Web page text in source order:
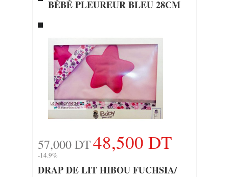
BÉBÉ PLEUREUR BLEU 28CM
57,000 DT48,500 DT
-14.9%
DRAP DE LIT HIBOU FUCHSIA/